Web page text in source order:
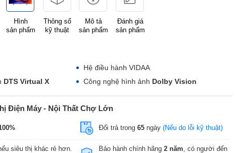
Hình
sản phẩm
Thông số
kỹ thuật
Mô tả
sản phẩm
Đánh giá
sản phẩm
Hệ điều hành VIDAA
DTS Virtual X Công nghệ hình ảnh Dolby Vision
Điện Máy - Nội Thất Chợ Lớn
Đổi trả trong 65ngày (Nếu do lỗi kỹ thuật)
siêu thị khác rẻ hơn.
Bảo hành chính hãng 2 năm, có người đến